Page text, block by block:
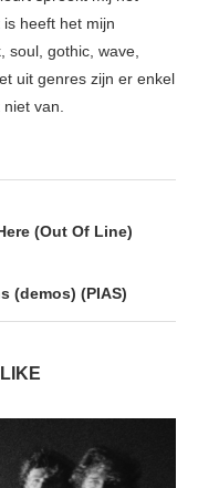
heeft het mijn
soul, gothic, wave,
uit genres zijn er enkel
van.
(Out Of Line)
(demos) (PIAS)